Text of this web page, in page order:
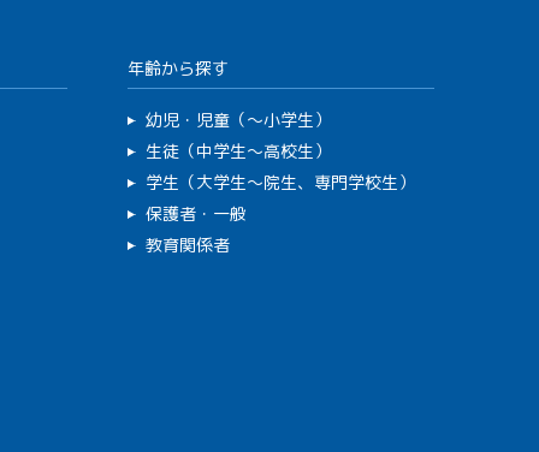
年齢から探す
幼児・児童（～小学生）
生徒（中学生～高校生）
学生（大学生～院生、専門学校生）
保護者・一般
教育関係者